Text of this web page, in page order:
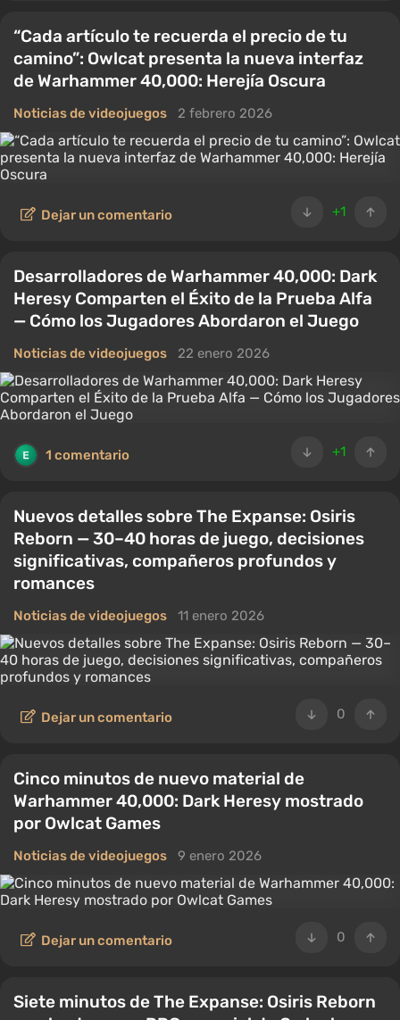
“Cada artículo te recuerda el precio de tu
camino”: Owlcat presenta la nueva interfaz
de Warhammer 40,000: Herejía Oscura
Noticias de videojuegos 2 febrero 2026
+1
Dejar un comentario
Desarrolladores de Warhammer 40,000: Dark
Heresy Comparten el Éxito de la Prueba Alfa
— Cómo los Jugadores Abordaron el Juego
Noticias de videojuegos 22 enero 2026
+1
1 comentario
Nuevos detalles sobre The Expanse: Osiris
Reborn — 30–40 horas de juego, decisiones
significativas, compañeros profundos y
romances
Noticias de videojuegos 11 enero 2026
0
Dejar un comentario
Cinco minutos de nuevo material de
Warhammer 40,000: Dark Heresy mostrado
por Owlcat Games
Noticias de videojuegos 9 enero 2026
0
Dejar un comentario
Siete minutos de The Expanse: Osiris Reborn